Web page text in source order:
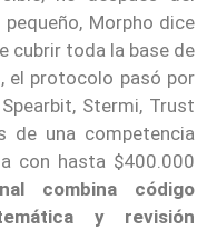
Morpho dice
cubrir toda la base de
el protocolo pasó por
Stermi, Trust
de una competencia
con hasta $400.000
combina código
y revisión